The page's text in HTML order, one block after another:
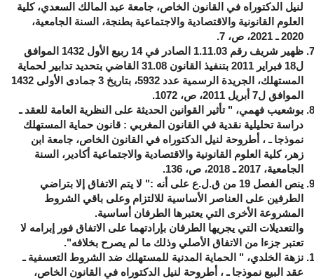
لنيل الدكتوراه في القانون الخاص، جامعة عبد المالك السعدي، كلية
العلوم القانونية والاقتصادية والاجتماعية بطنجة، السنة الجامعية،
2020 ـ 2021، ص، 7.
ظهير شريف رقم 1.11.03 الصادر في 14 ربيع الأول 1432 الموافق
ل18 فبراير 2011 بتنفيذ القانون 31.08 القاضي بتحديد تدابير لحماية
المستهلك، الجريدة الرسمية عدد 5932، بتاريخ 3 جمادى الأولى 1432
الموافق ل7 أبريل 2011، ص، 1072.
بوشعيب فهمي، " تأثير القوانين الحديثة على النظرية العامة للعقد ـ
دراسة تحليلية نقدية في القانون المغربي : قانون حماية المستهلك
نموذجا ـ ، أطروحة لنيل الدكتوراه في القانون الخاص، جامعة ابن
زهر، كلية العلوم القانونية والاقتصادية والاجتماعية أكادير، السنة
الجامعية، 2017 ـ 2018، ص، 136.
ينص الفصل 19 من ق.ل.ع على أنه :" لا يتم الاتفاق إلا بتراضي
الطرفين على العناصر الأساسية للالتزام وعلى باقي الشروط
المشروعة الأخرى التي يعتبرها الطرفان أساسية.
والتعديلات التي يجريها الطرفان بإرادتهما على الاتفاق فور إبرامه لا
تعتبر جزءا من الاتفاق الأصلي وذلك ما لم يصرح بخلافه".
نزهة الخلدي، " الحماية المدنية للمستهلك ضد الشروط التعسفية ـ
عقد البيع نموذجا ـ ، أطروحة لنيل الدكتوراه في القانون الخاص،